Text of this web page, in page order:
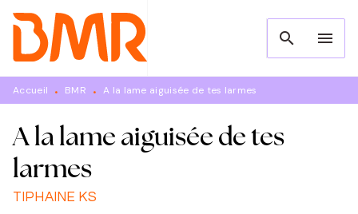
MENU RECHERCHE
PIED DE PAGE
search menu
Accueil • BMR • A la lame aiguisée de tes larmes
A la lame aiguisée de tes
larmes
TIPHAINE KS